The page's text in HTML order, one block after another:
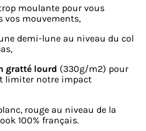
moulante pour vous
vos mouvements,
demi-lune au niveau du col
gratté lourd (330g/m2) pour
limiter notre impact
rouge au niveau de la
100% français.